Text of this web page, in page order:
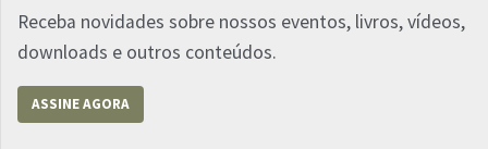
Receba novidades sobre nossos eventos, livros, vídeos,
downloads e outros conteúdos.
ASSINE AGORA